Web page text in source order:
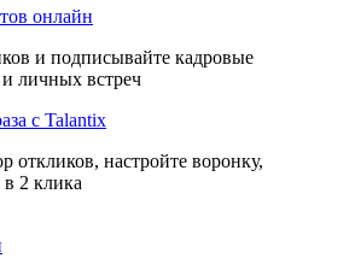
онлайн
и подписывайте кадровые
личных встреч
с Talantix
откликов, настройте воронку,
2 клика